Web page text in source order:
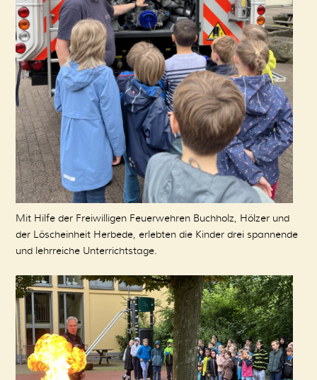
Mit Hilfe der Freiwilligen Feuerwehren Buchholz, Hölzer und
der Löscheinheit Herbede, erlebten die Kinder drei spannende
und lehrreiche Unterrichtstage.